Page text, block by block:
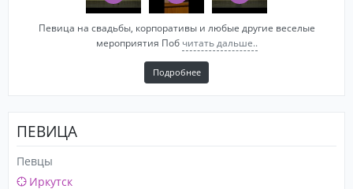
Певица на свадьбы, корпоративы и любые другие веселые
мероприятия Поб читать дальше..
Подробнее
ПЕВИЦА
Певцы
Иркутск